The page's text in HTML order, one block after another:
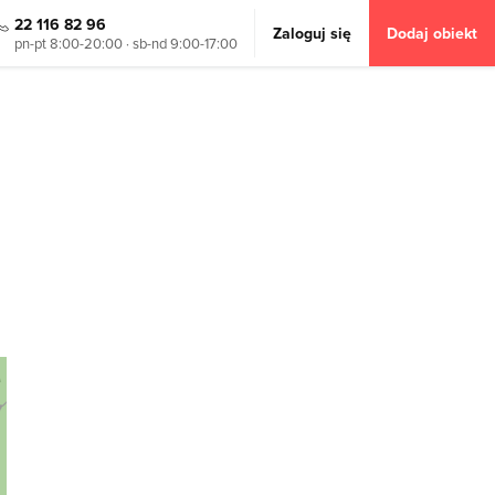
22 116 82 96
pn-pt 8:00-20:00 · sb-nd 9:00-17:00 Zaloguj się Dodaj obiekt